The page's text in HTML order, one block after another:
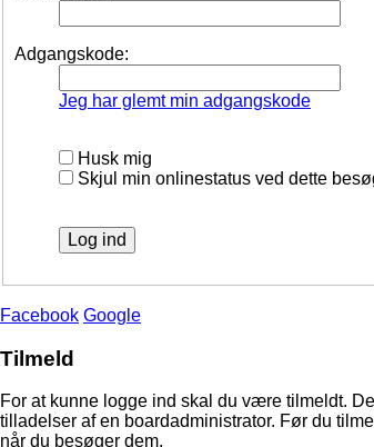
Adgangskode:
Jeg har glemt min adgangskode
Husk mig
Skjul min onlinestatus ved dette
Facebook Google
Tilmeld
For at kunne logge ind skal du være tilmeldt.
tilladelser af en boardadministrator. Før du
når du besøger dem.